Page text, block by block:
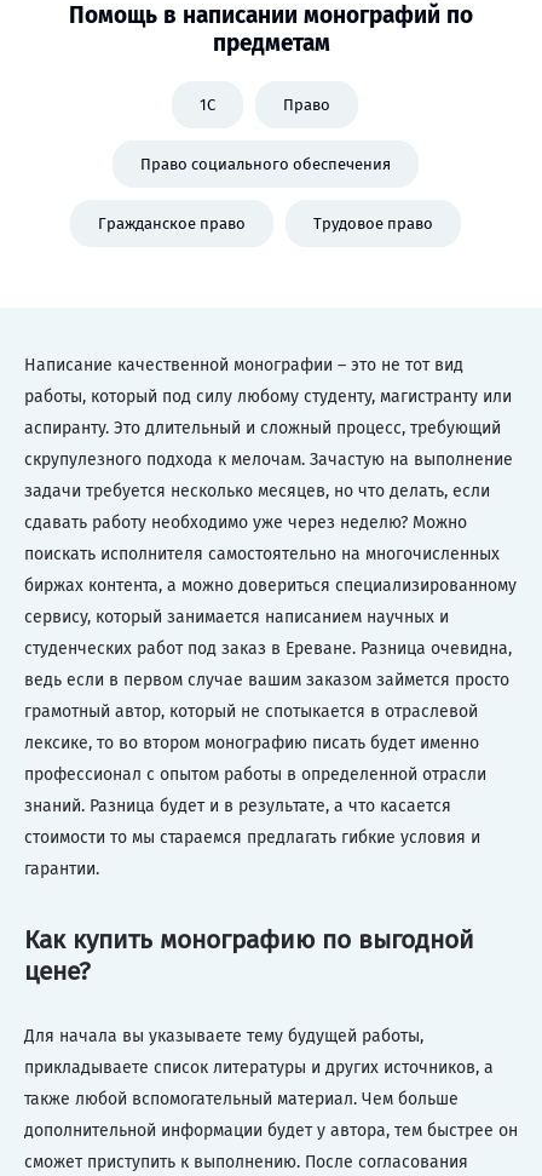
Помощь в написании монографий по
предметам
1C Право
Право социального обеспечения
Гражданское право Трудовое право
Написание качественной монографии – это не тот вид
работы, который под силу любому студенту, магистранту или
аспиранту. Это длительный и сложный процесс, требующий
скрупулезного подхода к мелочам. Зачастую на выполнение
задачи требуется несколько месяцев, но что делать, если
сдавать работу необходимо уже через неделю? Можно
поискать исполнителя самостоятельно на многочисленных
биржах контента, а можно довериться специализированному
сервису, который занимается написанием научных и
студенческих работ под заказ в Ереване. Разница очевидна,
ведь если в первом случае вашим заказом займется просто
грамотный автор, который не спотыкается в отраслевой
лексике, то во втором монографию писать будет именно
профессионал с опытом работы в определенной отрасли
знаний. Разница будет и в результате, а что касается
стоимости то мы стараемся предлагать гибкие условия и
гарантии.
Как купить монографию по выгодной
цене?
Для начала вы указываете тему будущей работы,
прикладываете список литературы и других источников, а
также любой вспомогательный материал. Чем больше
дополнительной информации будет у автора, тем быстрее он
сможет приступить к выполнению. После согласования